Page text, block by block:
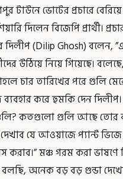
টাউনে ভোটের প্রচারে
দিলেন বিজেপি প্রার্থী।
(Dilip Ghosh) বলেন,
উঠিয়ে নিয়ে গিয়েছে।
চার তারিখের পরে গুলি
করে হুমকি দেন
কতগুলো গুলি আছে তোর
যে আওয়াজে প্যান্ট ভিজে
মঞ্চ গরম করা ভাষণে
অনেক বড় বড় গুন্ডা